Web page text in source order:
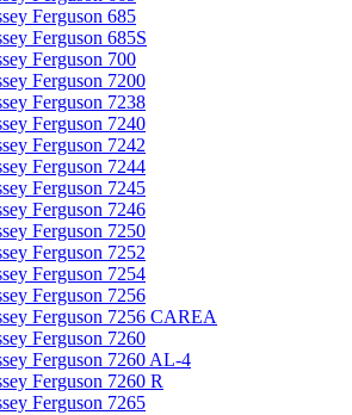
Ferguson 685
Ferguson 685S
Ferguson 700
Ferguson 7200
Ferguson 7238
Ferguson 7240
Ferguson 7242
Ferguson 7244
Ferguson 7245
Ferguson 7246
Ferguson 7250
Ferguson 7252
Ferguson 7254
Ferguson 7256
Ferguson 7256 CAREA
Ferguson 7260
Ferguson 7260 AL-4
Ferguson 7260 R
Ferguson 7265